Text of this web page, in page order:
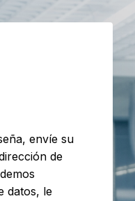
envíe su
de
datos, le